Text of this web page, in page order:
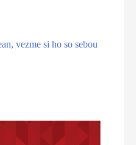
vezme si ho so sebou